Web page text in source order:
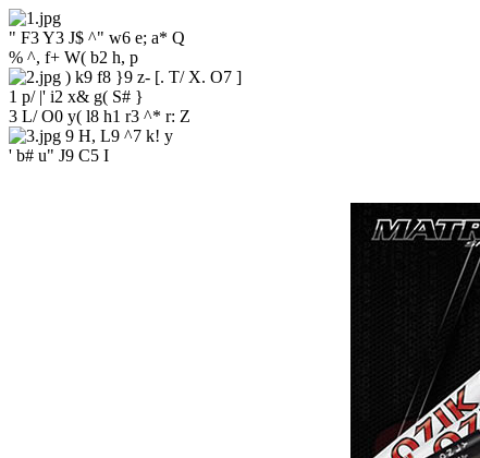
" F3 Y3 J$ ^" w6 e; a* Q
% ^, f+ W( b2 h, p
) k9 f8 }9 z- [. T/ X. O7 ]
1 p/ |' i2 x& g( S# }
3 L/ O0 y( l8 h1 r3 ^* r: Z
9 H, L9 ^7 k! y
' b# u" J9 C5 I